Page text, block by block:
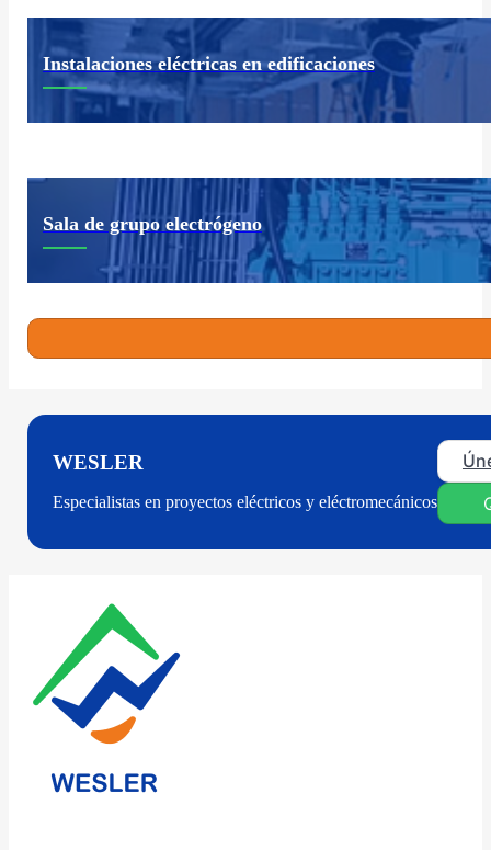
Instalaciones eléctricas en edificaciones
Sala de grupo electrógeno
WESLER
Especialistas en proyectos eléctricos y eléctromecánicos